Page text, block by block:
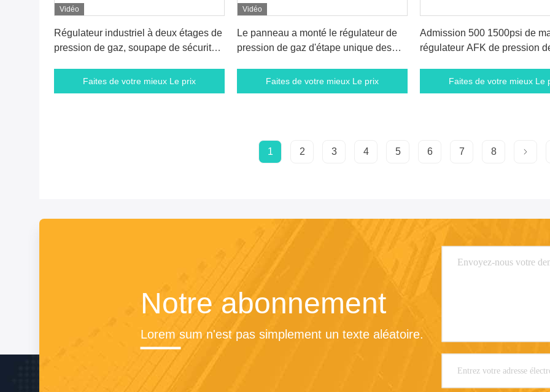
Vidéo
Régulateur industriel à deux étages de
pression de gaz, soupape de sécurité
Faites de votre mieux Le prix
Vidéo
Le panneau a monté le régulateur de
pression de gaz d'étape unique des
par pouce carré
Faites de votre mieux Le prix
Admission 500 1500psi de
régulateur AFK de pression
pressionFaites de votre mieux Le
1 2 3 4 5 6 7 8
Notre abonnement
Lorem sum n'est pas simplement un texte aléatoire.